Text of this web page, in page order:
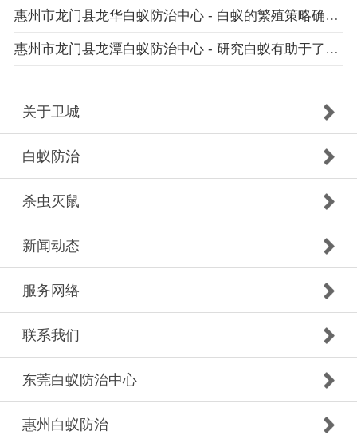
惠州市龙门县龙华白蚁防治中心 - 白蚁的繁殖策略确保种群的延续
惠州市龙门县龙潭白蚁防治中心 - 研究白蚁有助于了解生物进化历程
关于卫城
白蚁防治
杀虫灭鼠
新闻动态
服务网络
联系我们
东莞白蚁防治中心
惠州白蚁防治